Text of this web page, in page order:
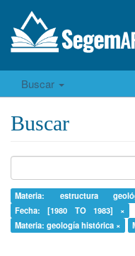
Buscar
Buscar
Materia: estructura
Fecha: [1980 TO 1983] ×
Materia: geología histórica ×